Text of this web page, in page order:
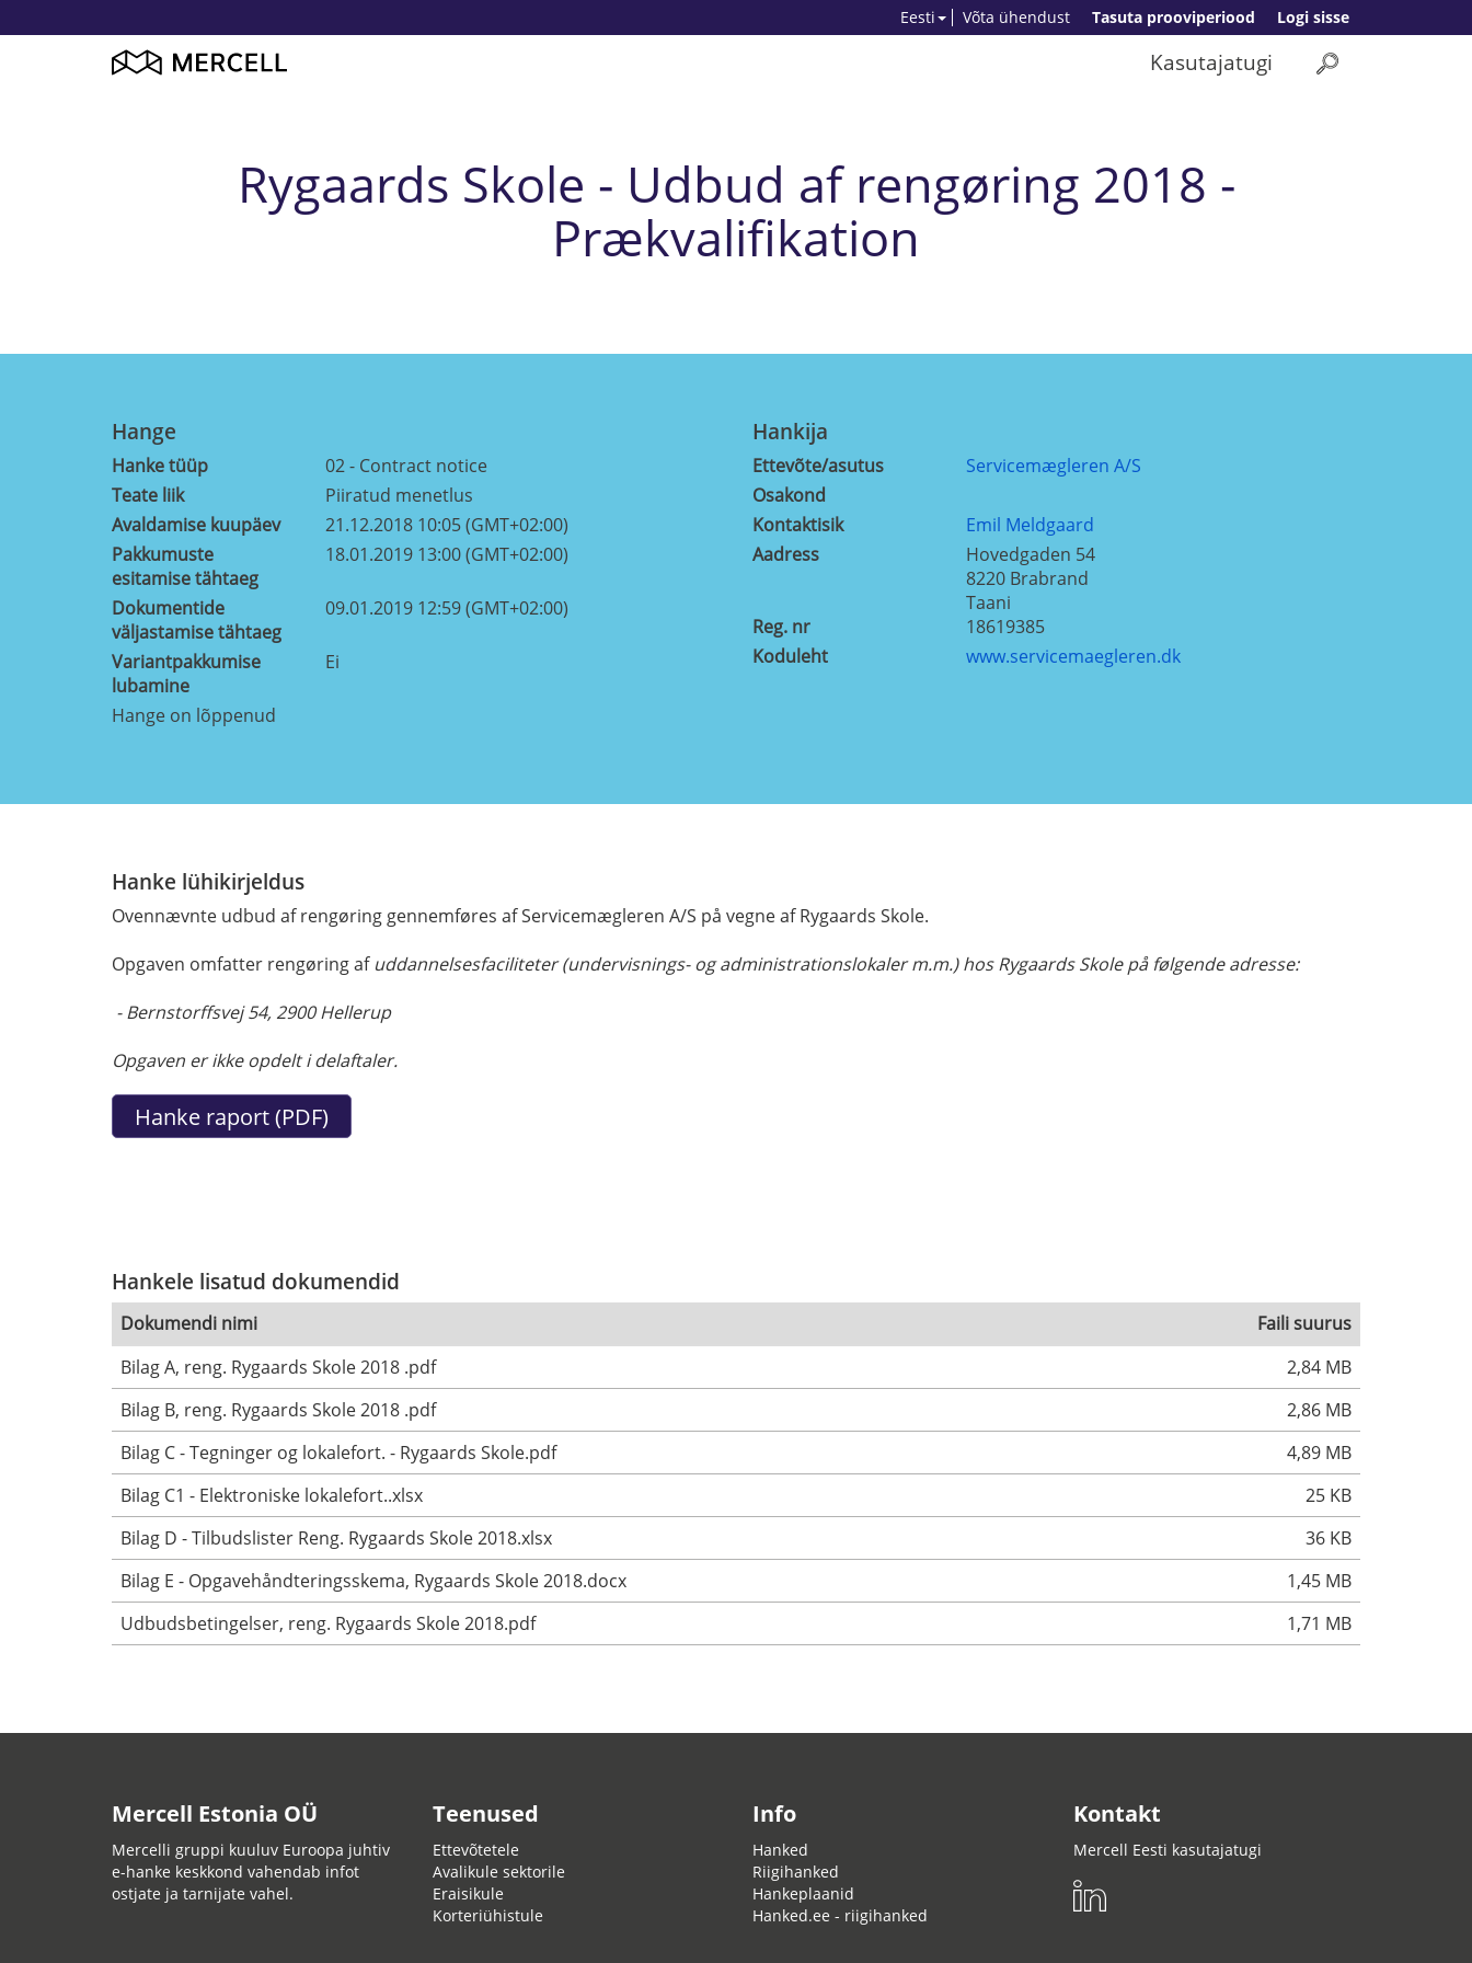
Logi sisse
Tasuta prooviperiood
Võta ühendust
Eesti
Kasutajatugi
Rygaards Skole - Udbud af rengøring 2018 -
Prækvalifikation
Hange
Hanke tüüp
02 - Contract notice
Teate liik
Piiratud menetlus
Avaldamise kuupäev
21.12.2018 10:05 (GMT+02:00)
Pakkumuste
esitamise tähtaeg
18.01.2019 13:00 (GMT+02:00)
Dokumentide
väljastamise tähtaeg
09.01.2019 12:59 (GMT+02:00)
Variantpakkumise
lubamine
Ei
Hankija
Ettevõte/asutus
Servicemægleren A/S
Osakond
Kontaktisik
Emil Meldgaard
Aadress
Hovedgaden 54
8220 Brabrand
Taani
Reg. nr
18619385
Koduleht
www.servicemaegleren.dk
Hange on lõppenud
Hanke lühikirjeldus
Ovennævnte udbud af rengøring gennemføres af Servicemægleren A/S på vegne af Rygaards Skole.
Opgaven omfatter rengøring af uddannelsesfaciliteter (undervisnings- og administrationslokaler m.m.) hos Rygaards Skole på følgende adresse:
- Bernstorffsvej 54, 2900 Hellerup
Opgaven er ikke opdelt i delaftaler.
Hankele lisatud dokumendid
Dokumendi nimi
Faili suurus
Bilag A, reng. Rygaards Skole 2018 .pdf
2,84 MB
Bilag B, reng. Rygaards Skole 2018 .pdf
2,86 MB
Bilag C - Tegninger og lokalefort. - Rygaards Skole.pdf
4,89 MB
Bilag C1 - Elektroniske lokalefort..xlsx
25 KB
Bilag D - Tilbudslister Reng. Rygaards Skole 2018.xlsx
36 KB
Bilag E - Opgavehåndteringsskema, Rygaards Skole 2018.docx
1,45 MB
Udbudsbetingelser, reng. Rygaards Skole 2018.pdf
1,71 MB
Mercell Estonia OÜ
Mercelli gruppi kuuluv Euroopa juhtiv
e-hanke keskkond vahendab infot
ostjate ja tarnijate vahel.
Teenused
Ettevõtetele
Avalikule sektorile
Eraisikule
Korteriühistule
Info
Hanked
Riigihanked
Hankeplaanid
Hanked.ee - riigihanked
Kontakt
Mercell Eesti kasutajatugi